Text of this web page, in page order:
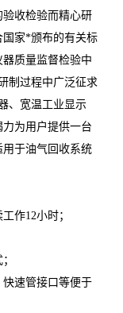
收检验而精心研
国家*颁布的有关标
质量监督检验中
制过程中广泛征求
、宽温工业显示
为用户提供一台
于油气回收系统
作12小时；
速管接口等便于